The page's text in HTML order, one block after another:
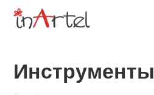
Перейти
Инструменты